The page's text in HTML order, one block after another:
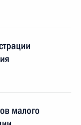
малого